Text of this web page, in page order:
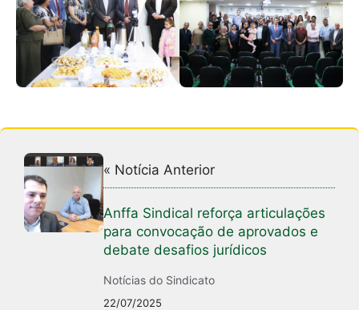
« Notícia Anterior
Anffa Sindical reforça articulações
para convocação de aprovados e
debate desafios jurídicos
Notícias do Sindicato
22/07/2025